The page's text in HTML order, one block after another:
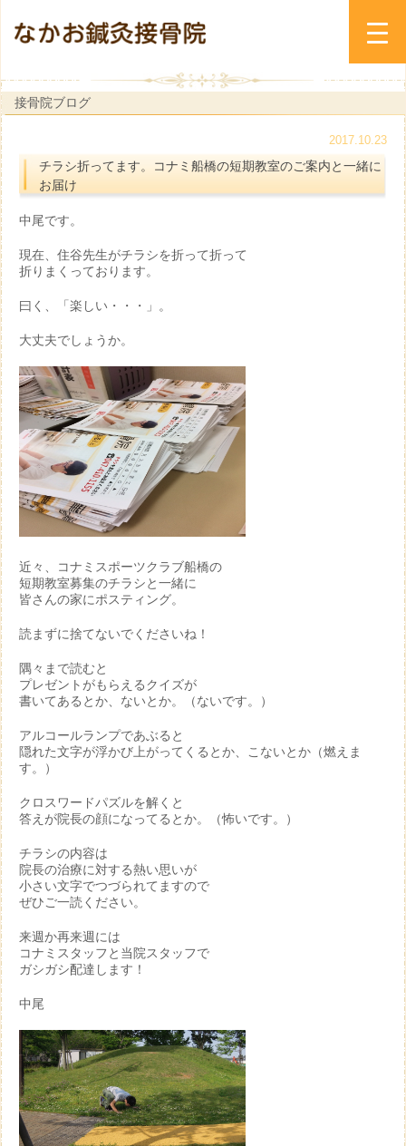
接骨院ブログ
2017.10.23
チラシ折ってます。コナミ船橋の短期教室のご案内と一緒に
お届け
中尾です。
現在、住谷先生がチラシを折って折って
折りまくっております。
曰く、「楽しい・・・」。
大丈夫でしょうか。
近々、コナミスポーツクラブ船橋の
短期教室募集のチラシと一緒に
皆さんの家にポスティング。
読まずに捨てないでくださいね！
隅々まで読むと
プレゼントがもらえるクイズが
書いてあるとか、ないとか。（ないです。）
アルコールランプであぶると
隠れた文字が浮かび上がってくるとか、こないとか（燃えま
す。）
クロスワードパズルを解くと
答えが院長の顔になってるとか。（怖いです。）
チラシの内容は
院長の治療に対する熱い思いが
小さい文字でつづられてますので
ぜひご一読ください。
来週か再来週には
コナミスタッフと当院スタッフで
ガシガシ配達します！
中尾